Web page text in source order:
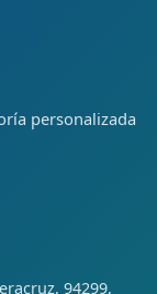
personalizada
94299,